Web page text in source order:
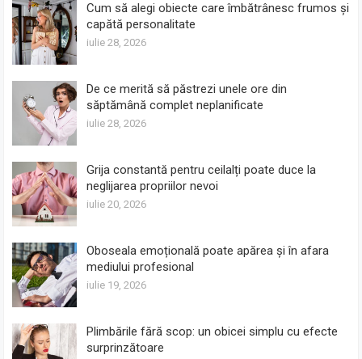
Cum să alegi obiecte care îmbătrânesc frumos și
capătă personalitate
iulie 28, 2026
De ce merită să păstrezi unele ore din
săptămână complet neplanificate
iulie 28, 2026
Grija constantă pentru ceilalți poate duce la
neglijarea propriilor nevoi
iulie 20, 2026
Oboseala emoțională poate apărea și în afara
mediului profesional
iulie 19, 2026
Plimbările fără scop: un obicei simplu cu efecte
surprinzătoare